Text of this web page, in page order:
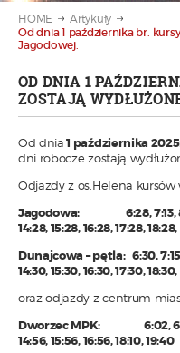
HOME
Artykuły
Od dnia 1 października br.
Jagodowej.
OD DNIA 1
ZOSTAJĄ
Od dnia1 października
dni robocze zostają
Odjazdy z os.Helena kursów
Jagodowa: 6:28, 7:13, 8:28,
14:28, 15:28, 16:28, 17:28,
Dunajcowa – pętla: 6:30, 7:15,
14:30, 15:30, 16:30, 17:30,
oraz odjazdy z centrum
Dworzec MPK: 6:02, 6:46,
14:56, 15:56, 16:56, 18:10, 19:40